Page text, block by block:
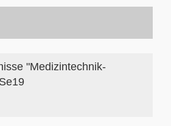
"Medizintechnik-